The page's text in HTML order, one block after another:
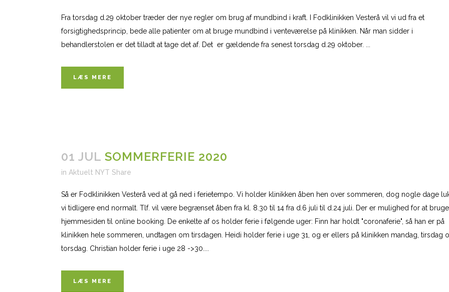
Fra torsdag d.29 oktober træder der nye regler om brug af mundbind i kraft. I Fodklinikken Vesterå vil vi ud fra et
forsigtighedsprincip, bede alle patienter om at bruge mundbind i venteværelse på klinikken. Når man sidder i
behandlerstolen er det tilladt at tage det af. Det er gældende fra senest torsdag d.29 oktober. ...
LÆS MERE
01 JUL SOMMERFERIE 2020
in Aktuelt NYT Share
Så er Fodklinikken Vesterå ved at gå ned i ferietempo. Vi holder klinikken åben hen over sommeren, dog nogle dage
vi tidligere end normalt. Tlf. vil være begrænset åben fra kl. 8.30 til 14 fra d.6 juli til d.24 juli. Der er mulighed for at bruge
hjemmesiden til online booking. De enkelte af os holder ferie i følgende uger: Finn har holdt "coronaferie", så han er på
klinikken hele sommeren, undtagen om tirsdagen. Heidi holder ferie i uge 31, og er ellers på klinikken mandag, tirsdag
torsdag. Christian holder ferie i uge 28 ->30....
LÆS MERE